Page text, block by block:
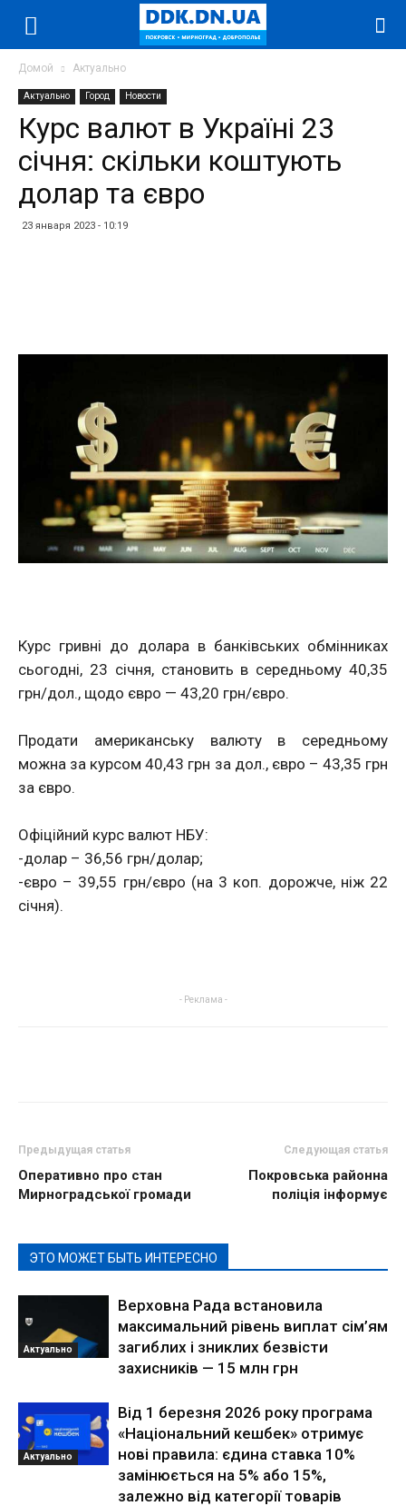
Домой Актуально
Актуально Город Новости
Курс валют в Україні 23
січня: скільки коштують
долар та євро
23 января 2023 - 10:19
Курс гривні до долара в банківських обмінниках
сьогодні, 23 січня, становить в середньому 40,35
грн/дол., щодо євро — 43,20 грн/євро.
Продати американську валюту в середньому
можна за курсом 40,43 грн за дол., євро – 43,35 грн
за євро.
Офіційний курс валют НБУ:
-долар – 36,56 грн/долар;
-євро – 39,55 грн/євро (на 3 коп. дорожче, ніж 22
січня).
- Реклама -
Предыдущая статья
Оперативно про стан
Мирноградської громади
Следующая статья
Покровська районна
поліція інформує
ЭТО МОЖЕТ БЫТЬ ИНТЕРЕСНО
Актуально
Верховна Рада встановила
максимальний рівень виплат сім’ям
загиблих і зниклих безвісти
захисників — 15 млн грн
Актуально
Від 1 березня 2026 року програма
«Національний кешбек» отримує
нові правила: єдина ставка 10%
замінюється на 5% або 15%,
залежно від категорії товарів